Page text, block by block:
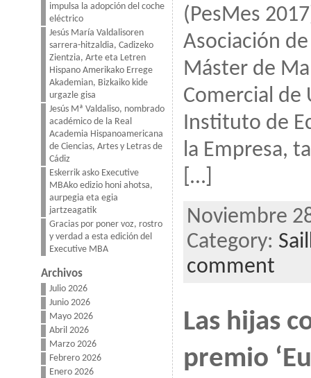
impulsa la adopción del coche
eléctrico
Jesús María Valdalisoren
sarrera-hitzaldia, Cadizeko
Zientzia, Arte eta Letren
Hispano Amerikako Errege
Akademian, Bizkaiko kide
urgazle gisa
Jesús Mª Valdaliso, nombrado
académico de la Real
Academia Hispanoamericana
de Ciencias, Artes y Letras de
Cádiz
Eskerrik asko Executive
MBAko edizio honi ahotsa,
aurpegia eta egia
jartzeagatik
Gracias por poner voz, rostro
y verdad a esta edición del
Executive MBA
Archivos
Julio 2026
Junio 2026
Mayo 2026
Abril 2026
Marzo 2026
Febrero 2026
Enero 2026
(PesMes
Asociación
Máster de
Comercial de
Instituto de
la Empresa,
[…]
Noviembre
Category:
comment
Las hijas
premio